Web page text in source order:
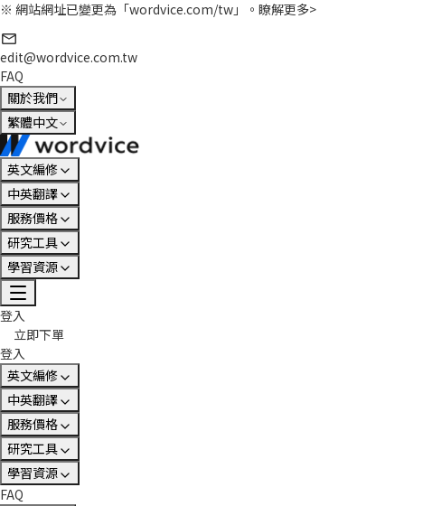
※ 網站網址已變更為「wordvice.com/tw」。 瞭解更多>
edit@wordvice.com.tw
FAQ
關於我們
繁體中文
英文編修
中英翻譯
服務價格
研究工具
學習資源
登入
立即下單
登入
英文編修
中英翻譯
服務價格
研究工具
學習資源
FAQ